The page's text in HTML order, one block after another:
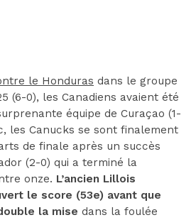
le Honduras dans le groupe
(6-0), les Canadiens avaient été
équipe de Curaçao (1-
les Canucks se sont finalement
de finale après un succès
(2-0) qui a terminé la
onze. L’ancien Lillois
le score (53e) avant que
la mise dans la foulée